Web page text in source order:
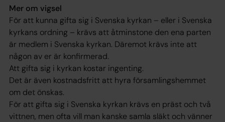
Mer om vigsel
För att kunna gifta sig i Svenska kyrkan – eller i Svenska
kyrkans ordning – krävs att åtminstone den ena parten
är medlem i Svenska kyrkan. Däremot krävs inte att
någon av er är konfirmerad.
Att gifta sig i kyrkan kostar ingenting.
Det är även kostnadsfritt att hyra församlingshemmet
om det önskas.
För att gifta sig i Svenska kyrkan krävs en präst och två
vittnen, men ofta vill man kanske samla släkt och vänner